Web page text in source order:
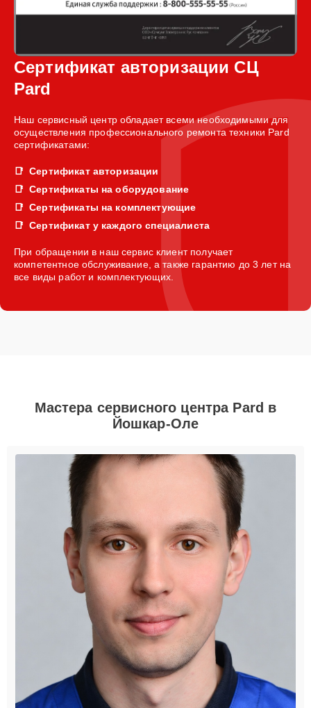
Сертификат авторизации СЦ
Pard
Наш сервисный центр обладает всеми необходимыми для
осуществления профессионального ремонта техники Pard
сертификатами:
Сертификат авторизации
Сертификаты на оборудование
Сертификаты на комплектующие
Сертификат у каждого специалиста
При обращении в наш сервис клиент получает
компетентное обслуживание, а также гарантию до 3 лет на
все виды работ и комплектующих.
Мастера сервисного центра Pard в
Йошкар-Оле